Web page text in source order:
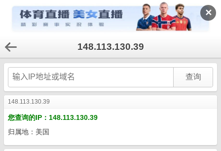
✕
148.113.130.39
148.113.130.39
您查询的IP：148.113.130.39
归属地：美国